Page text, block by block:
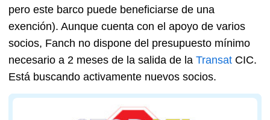
pero este barco puede beneficiarse de una
exención). Aunque cuenta con el apoyo de varios
socios, Fanch no dispone del presupuesto mínimo
necesario a 2 meses de la salida de la Transat CIC.
Está buscando activamente nuevos socios.